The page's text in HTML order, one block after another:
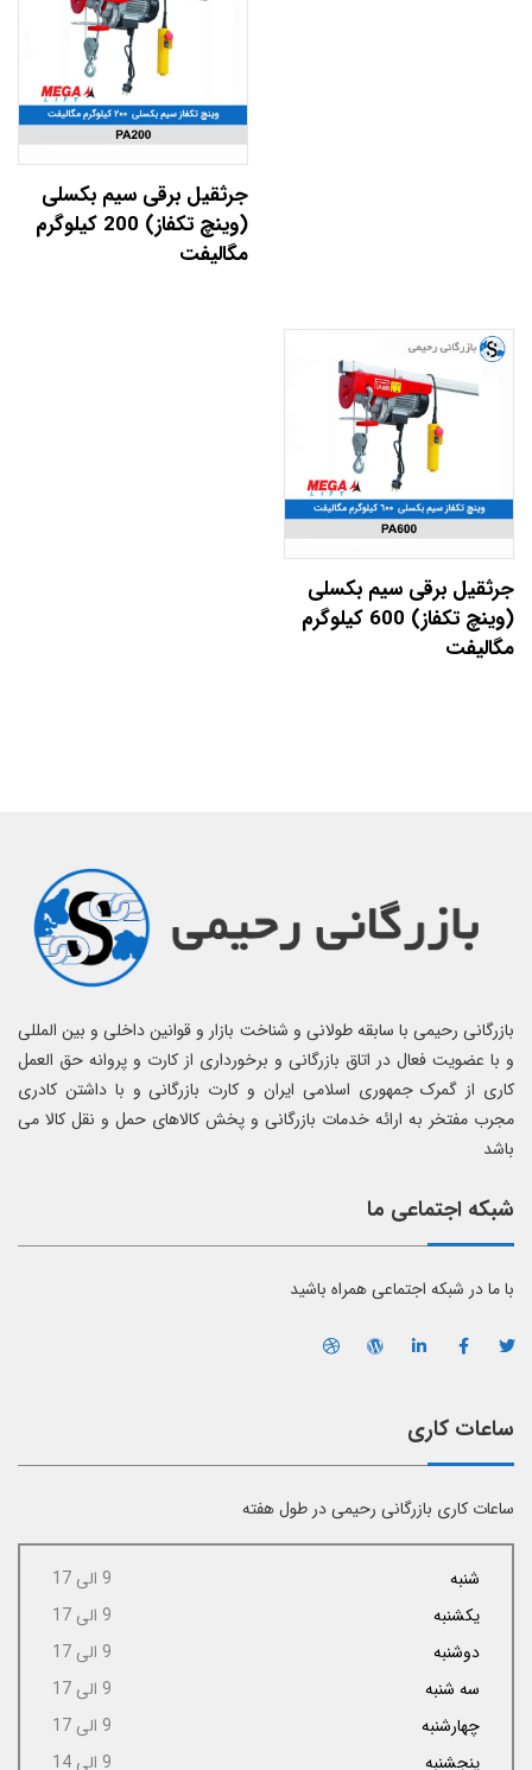
جرثقیل برقی سیم بکسلی
(وینچ تکفاز) 200 کیلوگرم
مگالیفت
جرثقیل برقی سیم بکسلی
(وینچ تکفاز) 600 کیلوگرم
مگالیفت
بازرگانی رحیمی با سابقه طولانی و شناخت بازار و قوانین داخلی و بین المللی
و با عضویت فعال در اتاق بازرگانی و برخورداری از کارت و پروانه حق العمل
کاری از گمرک جمهوری اسلامی ایران و کارت بازرگانی و با داشتن کادری
مجرب مفتخر به ارائه خدمات بازرگانی و پخش کالاهای حمل و نقل کالا می
باشد
شبکه اجتماعی ما
با ما در شبکه اجتماعی همراه باشید
ساعات کاری
ساعات کاری بازرگانی رحیمی در طول هفته
شنبه
9 الی 17
یکشنبه
9 الی 17
دوشنبه
9 الی 17
سه شنبه
9 الی 17
چهارشنبه
9 الی 17
پنجشنبه
9 الی 14